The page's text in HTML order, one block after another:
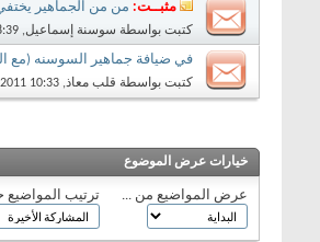
مثبــت: من من الجماهير
كتبت بواسطة سوسنة إسماعيل‏, 02-28-2012 08:39 AM
في ضيافة جماهير السوسنه (مع
كتبت بواسطة قلب معاذ‏, 07-18-2011 10:33 AM
خيارات عرض الموضوع
عرض المواضيع من ... ترتيب